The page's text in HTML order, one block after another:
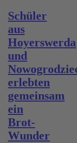
Schüler
aus
Hoyerswerda
und
erlebten
gemeinsam
ein
Brot-
Wunder